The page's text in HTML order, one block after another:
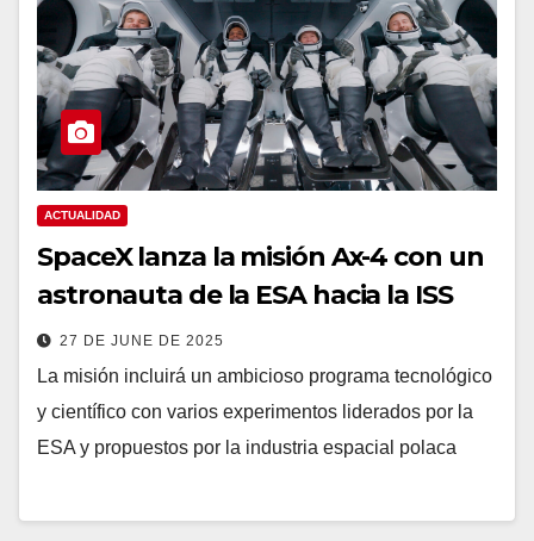
ACTUALIDAD
SpaceX lanza la misión Ax-4 con un
astronauta de la ESA hacia la ISS
27 DE JUNE DE 2025
La misión incluirá un ambicioso programa tecnológico
y científico con varios experimentos liderados por la
ESA y propuestos por la industria espacial polaca